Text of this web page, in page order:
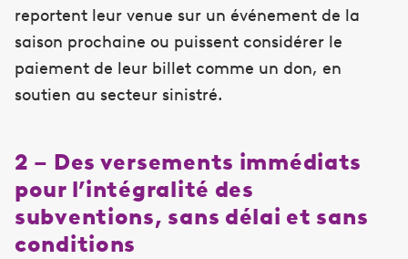
reportent leur venue sur un événement de la
saison prochaine ou puissent considérer le
paiement de leur billet comme un don, en
soutien au secteur sinistré.
2 – Des versements immédiats
pour l’intégralité des
subventions, sans délai et sans
conditions